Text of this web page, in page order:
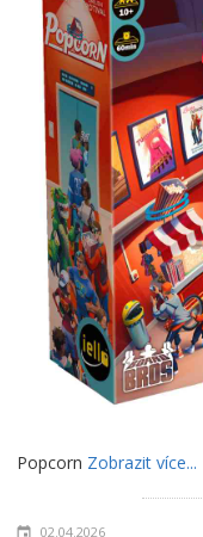
Popcorn Zobrazit více...
02.04.2026